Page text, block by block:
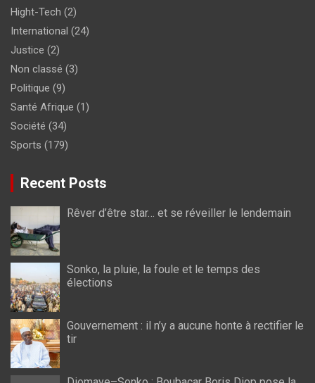
Hight-Tech (2)
International (24)
Justice (2)
Non classé (3)
Politique (9)
Santé Afrique (1)
Société (34)
Sports (179)
Recent Posts
Rêver d’être star… et se réveiller le lendemain
Sonko, la pluie, la foule et le temps des
élections
Gouvernement : il n’y a aucune honte à rectifier le
tir